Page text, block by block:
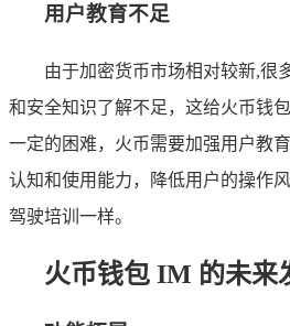
用户教育不足
由于加密货币市场相对较新,很
和安全知识了解不足，这给火币钱
一定的困难，火币需要加强用户教
认知和使用能力，降低用户的操作
驾驶培训一样。
火币钱包 IM 的未来